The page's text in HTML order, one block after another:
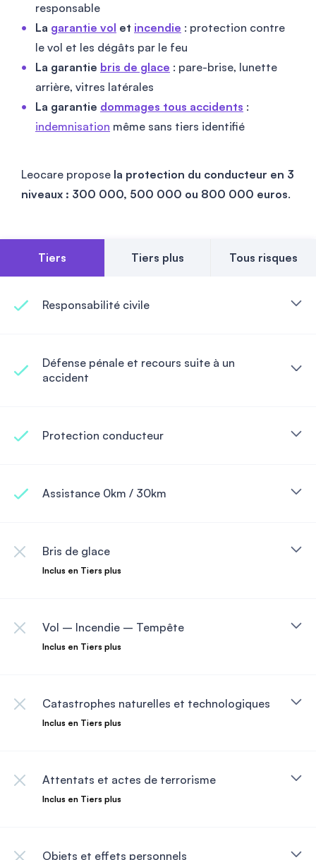
responsable
La garantie vol et incendie : protection contre
le vol et les dégâts par le feu
La garantie bris de glace : pare-brise, lunette
arrière, vitres latérales
La garantie dommages tous accidents :
indemnisation même sans tiers identifié
Leocare propose la protection du conducteur en 3
niveaux : 300 000, 500 000 ou 800 000 euros.
Tiers Tiers plus Tous risques
Responsabilité civile
Défense pénale et recours suite à un
accident
Protection conducteur
Assistance 0km / 30km
Bris de glace
Inclus en Tiers plus
Vol – Incendie – Tempête
Inclus en Tiers plus
Catastrophes naturelles et technologiques
Inclus en Tiers plus
Attentats et actes de terrorisme
Inclus en Tiers plus
Objets et effets personnels